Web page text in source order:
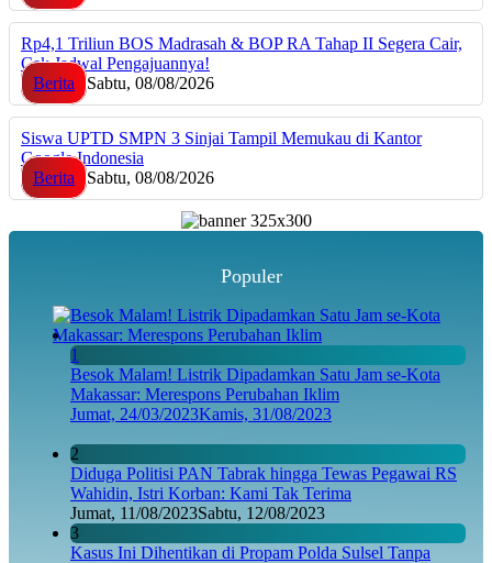
Rp4,1 Triliun BOS Madrasah & BOP RA Tahap II Segera Cair,
Cek Jadwal Pengajuannya!
Berita
Sabtu, 08/08/2026
Siswa UPTD SMPN 3 Sinjai Tampil Memukau di Kantor
Google Indonesia
Berita
Sabtu, 08/08/2026
Populer
1
Besok Malam! Listrik Dipadamkan Satu Jam se-Kota
Makassar: Merespons Perubahan Iklim
Jumat, 24/03/2023Kamis, 31/08/2023
2
Diduga Politisi PAN Tabrak hingga Tewas Pegawai RS
Wahidin, Istri Korban: Kami Tak Terima
Jumat, 11/08/2023Sabtu, 12/08/2023
3
Kasus Ini Dihentikan di Propam Polda Sulsel Tanpa